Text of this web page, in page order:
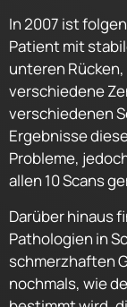
In 2007 ist
Patient mit
unteren
verschiedene
verschiedenen
Ergebnisse
Probleme,
allen 10 Scans
Darüber hinaus
Pathologien in
schmerzhaften
nochmals, wie